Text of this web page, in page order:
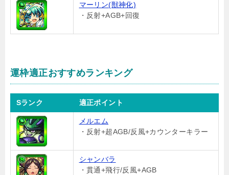
マーリン(獣神化)
・反射+AGB+回復
運枠適正おすすめランキング
Sランク 適正ポイント
メルエム
・反射+超AGB/反風+カウンターキラー
シャンバラ
・貫通+飛行/反風+AGB